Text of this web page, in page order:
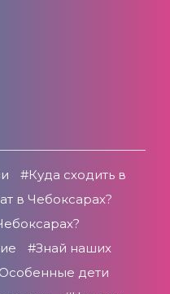
#Куда сходить в
в Чебоксарах?
#Знай наших
дети